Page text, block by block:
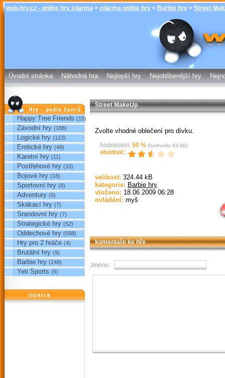
web-hry.cz - online hry zdarma > zdarma online hry > Barbie hry > Street
Street
online hry
Úvodní stránka Náhodná hra Nejlepší hry Nejoblibenější hry
Hry podle žánrů
Happy Tree Friends (15)
Závodní hry (188)
Logické hry (123)
Erotické hry (49)
Karetní hry (11)
Postřehové hry (10)
Bojové hry (18)
Sportovní hry (8)
Adventury (6)
Skákací hry (7)
Srandovní hry (7)
Strategické hry (52)
Oddechové hry (598)
Hry pro 2 hráče (4)
Brutální hry (9)
Barbie hry (248)
Yeti Sports (5)
reklama
Street MakeUp
Zvolte vhodné oblečení pro dívku.
hodnocení: 50 % (hodnotilo 83 lidí)
ohodnoť:
velikost: 324.44 kB
kategorie: Barbie hry
vloženo: 18.06.2009 06:28
ovládání: myš
komentaře ke hře
Jméno: